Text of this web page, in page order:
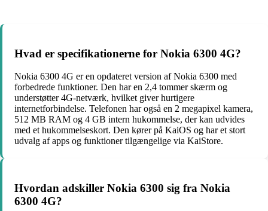
Hvad er specifikationerne for Nokia 6300 4G?
Nokia 6300 4G er en opdateret version af Nokia 6300 med
forbedrede funktioner. Den har en 2,4 tommer skærm og
understøtter 4G-netværk, hvilket giver hurtigere
internetforbindelse. Telefonen har også en 2 megapixel kamera,
512 MB RAM og 4 GB intern hukommelse, der kan udvides
med et hukommelseskort. Den kører på KaiOS og har et stort
udvalg af apps og funktioner tilgængelige via KaiStore.
Hvordan adskiller Nokia 6300 sig fra Nokia
6300 4G?